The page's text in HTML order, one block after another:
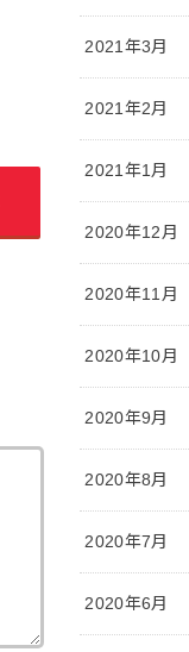
2021年3月
2021年2月
2021年1月
2020年12月
2020年11月
2020年10月
2020年9月
2020年8月
2020年7月
2020年6月